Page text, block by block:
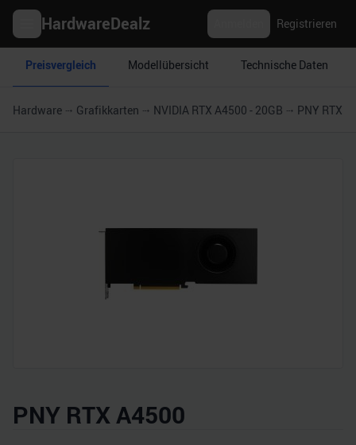
HardwareDealz Registrieren
Preisvergleich Modellübersicht Technische Daten
Hardware Grafikkarten NVIDIA RTX A4500 - 20GB PNY RTX
PNY RTX A4500